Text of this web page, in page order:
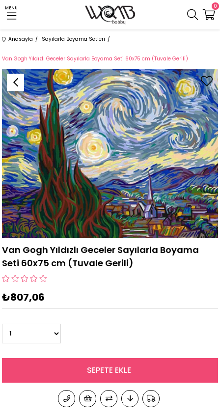
MENU 0
Anasayfa Sayılarla Boyama Setleri
Van Gogh Yıldızlı Geceler Sayılarla Boyama Seti 60x75 cm (Tuvale Gerili)
Van Gogh Yıldızlı Geceler Sayılarla Boyama
Seti 60x75 cm (Tuvale Gerili)
₺807,06